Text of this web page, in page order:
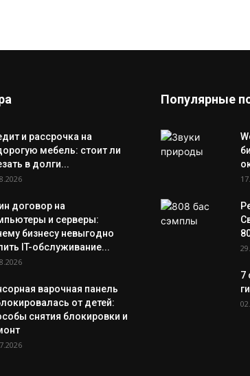
и рассрочка на
мебель: стоит ли
в долги...
договор на
и серверы:
бизнесу невыгодно
IT-обслуживание...
варочная панель
от детей:
снятия блокировки и
Популярные
7